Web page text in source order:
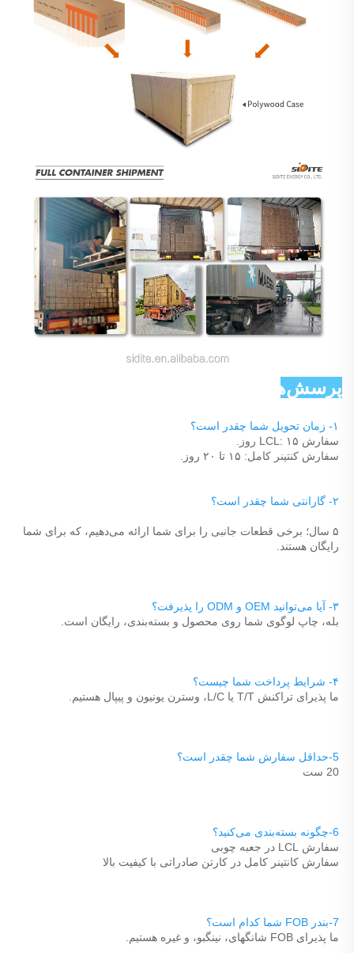
پرسش‌های رایج
۱- زمان تحویل شما چقدر است؟
سفارش LCL: ۱۵ روز.
سفارش کنتینر کامل: ۱۵ تا ۲۰ روز.
۲- گارانتی شما چقدر است؟
رایگان هستند.
۳- آیا می‌توانید OEM و ODM را پذیرفت؟
بله، چاپ لوگوی شما روی محصول و بسته‌بندی، رایگان است.
۴- شرایط پرداخت شما چیست؟
ما پذیرای تراکنش T/T یا L/C، وسترن یونیون و پیپال هستیم.
5-حداقل سفارش شما چقدر است؟
20 ست
6-چگونه بسته‌بندی می‌کنید؟
سفارش LCL در جعبه چوبی
سفارش کانتینر کامل در کارتن صادراتی با کیفیت بالا
7-بندر FOB شما کدام است؟
ما پذیرای FOB شانگهای، نینگبو، و غیره هستیم.